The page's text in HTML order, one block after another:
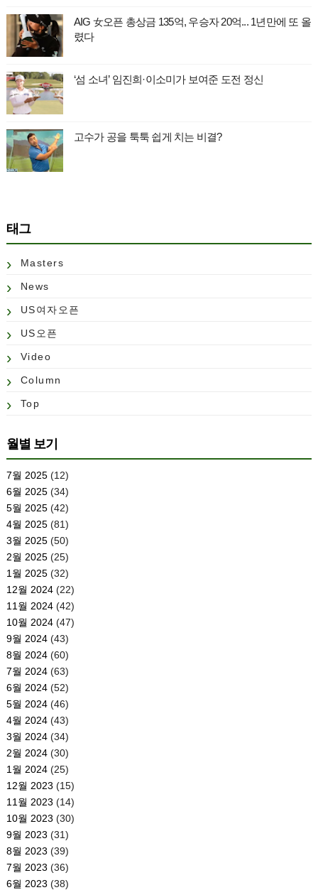
AIG 女오픈 총상금 135억, 우승자 20억... 1년만에 또 올
렸다
‘섬 소녀’ 임진희·이소미가 보여준 도전 정신
고수가 공을 툭툭 쉽게 치는 비결?
태그
Masters
News
US여자오픈
US오픈
Video
Column
Top
월별 보기
7월 2025(12)
6월 2025(34)
5월 2025(42)
4월 2025(81)
3월 2025(50)
2월 2025(25)
1월 2025(32)
12월 2024(22)
11월 2024(42)
10월 2024(47)
9월 2024(43)
8월 2024(60)
7월 2024(63)
6월 2024(52)
5월 2024(46)
4월 2024(43)
3월 2024(34)
2월 2024(30)
1월 2024(25)
12월 2023 (15)
11월 2023 (14)
10월 2023 (30)
9월 2023 (31)
8월 2023 (39)
7월 2023 (36)
6월 2023 (38)